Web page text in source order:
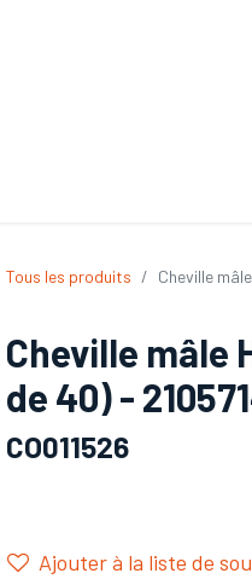
Tous les produits Cheville
Cheville mâle
de 40) -
CO011526
Ajouter à la liste de